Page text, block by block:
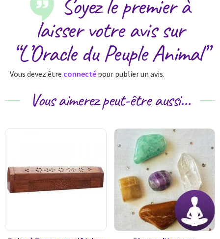
Soyez le premier à
laisser votre avis sur
“L’Oracle du Peuple Animal”
Vous devez être connecté pour publier un avis.
Vous aimerez peut-être aussi…